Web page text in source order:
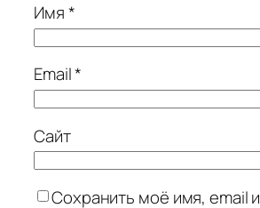
Имя*
Email*
Сайт
Сохранить моё имя, email